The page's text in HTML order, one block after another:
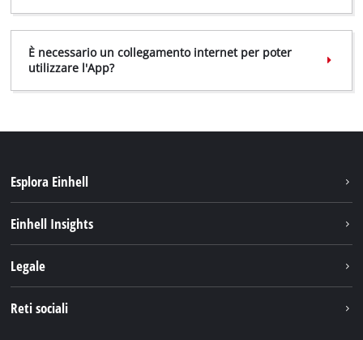
È necessario un collegamento internet per poter
utilizzare l'App?
Esplora Einhell
Chi siamo
Einhell Insights
Einhell prodotti
Legale
Reti sociali